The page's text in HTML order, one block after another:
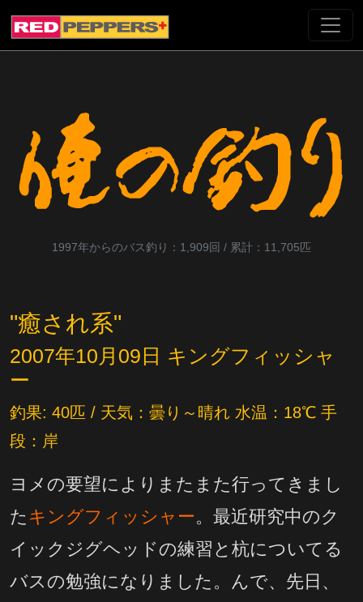
1997年からのバス釣り：1,909回 / 累計：11,705匹
"癒され系"
2007年10月09日 キングフィッシャ
ー
釣果: 40匹 / 天気：曇り～晴れ 水温：18℃ 手
段：岸
ヨメの要望によりまたまた行ってきまし
た キングフィッシャー。最近研究中のク
イックジグヘッドの練習と杭についてる
バスの勉強になりました。んで、先日、